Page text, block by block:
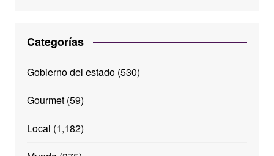
Categorías
Gobierno del estado(530)
Gourmet(59)
Local (1,182)